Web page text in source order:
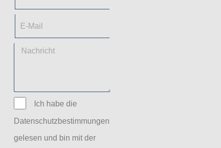
Ich habe die
Datenschutzbestimmungen
gelesen und bin mit der